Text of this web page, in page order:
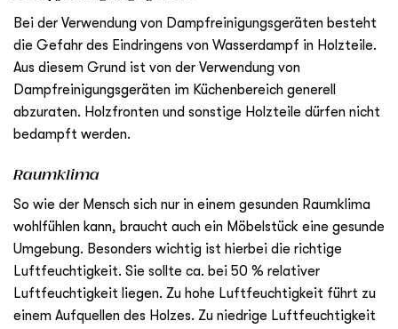
Bei der Verwendung von Dampfreinigungsgeräten besteht
die Gefahr des Eindringens von Wasserdampf in Holzteile.
Aus diesem Grund ist von der Verwendung von
Dampfreinigungsgeräten im Küchenbereich generell
abzuraten. Holzfronten und sonstige Holzteile dürfen nicht
bedampft werden.
Raumklima
So wie der Mensch sich nur in einem gesunden Raumklima
wohlfühlen kann, braucht auch ein Möbelstück eine gesunde
Umgebung. Besonders wichtig ist hierbei die richtige
Luftfeuchtigkeit. Sie sollte ca. bei 50 % relativer
Luftfeuchtigkeit liegen. Zu hohe Luftfeuchtigkeit führt zu
einem Aufquellen des Holzes. Zu niedrige Luftfeuchtigkeit